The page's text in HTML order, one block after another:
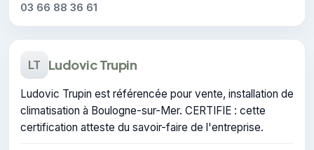
03 66 88 36 61
LT Ludovic Trupin
Ludovic Trupin est référencée pour vente, installation de
climatisation à Boulogne-sur-Mer. CERTIFIE : cette
certification atteste du savoir-faire de l'entreprise.